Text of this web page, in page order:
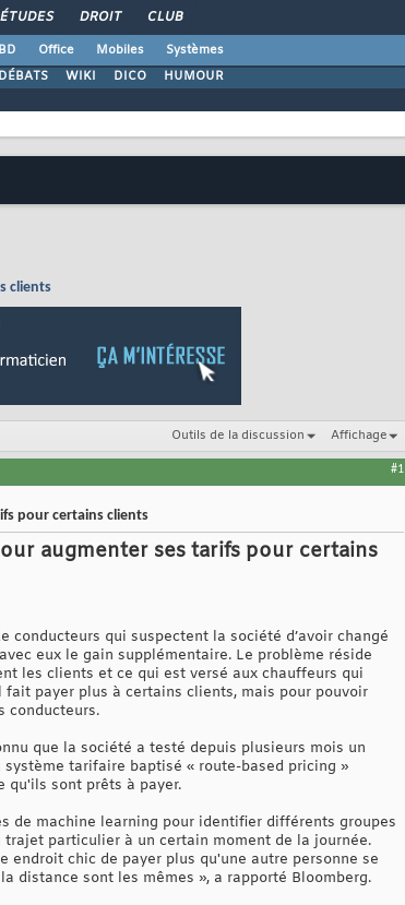
ÉTUDES DROIT CLUB
Office Mobiles
Systèmes
DÉBATS WIKI DICO HUMOUR
clients
Outils de la discussion Affichage
#1
pour certains clients
augmenter ses tarifs pour certains
qui suspectent la société d’avoir changé
eux le gain supplémentaire. Le problème réside
les clients et ce qui est versé aux chauffeurs qui
payer plus à certains clients, mais pour pouvoir
conducteurs.
que la société a testé depuis plusieurs mois un
tarifaire baptisé « route-based pricing »
sont prêts à payer.
de machine learning pour identifier différents groupes
particulier à un certain moment de la journée.
endroit chic de payer plus qu'une autre personne se
distance sont les mêmes », a rapporté Bloomberg.